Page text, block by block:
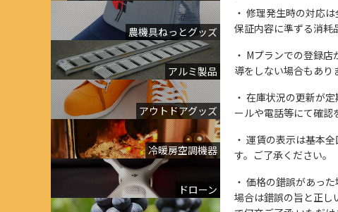
農機具ねっとグッズ
アルミ製品
アウトドアグッズ
冷暖房空調機器
ドローン
修理発生時の対応
保証内容に準ずる消耗
Mプランでの登録
導をしない場合もあり
在庫状況の更新が
ールや電話等にて確認
運賃の表示は基本
す。ご了承ください。
価格の錯誤があっ
場合は錯誤の旨と正し